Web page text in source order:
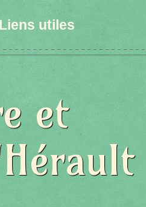
Liens utiles
et